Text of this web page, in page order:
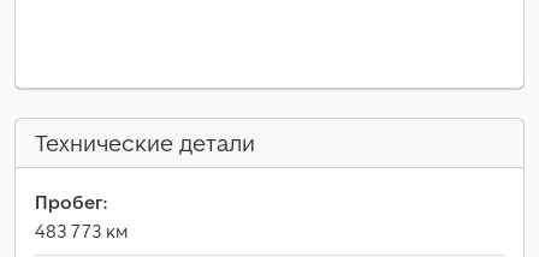
Технические детали
Пробег:
483 773 км